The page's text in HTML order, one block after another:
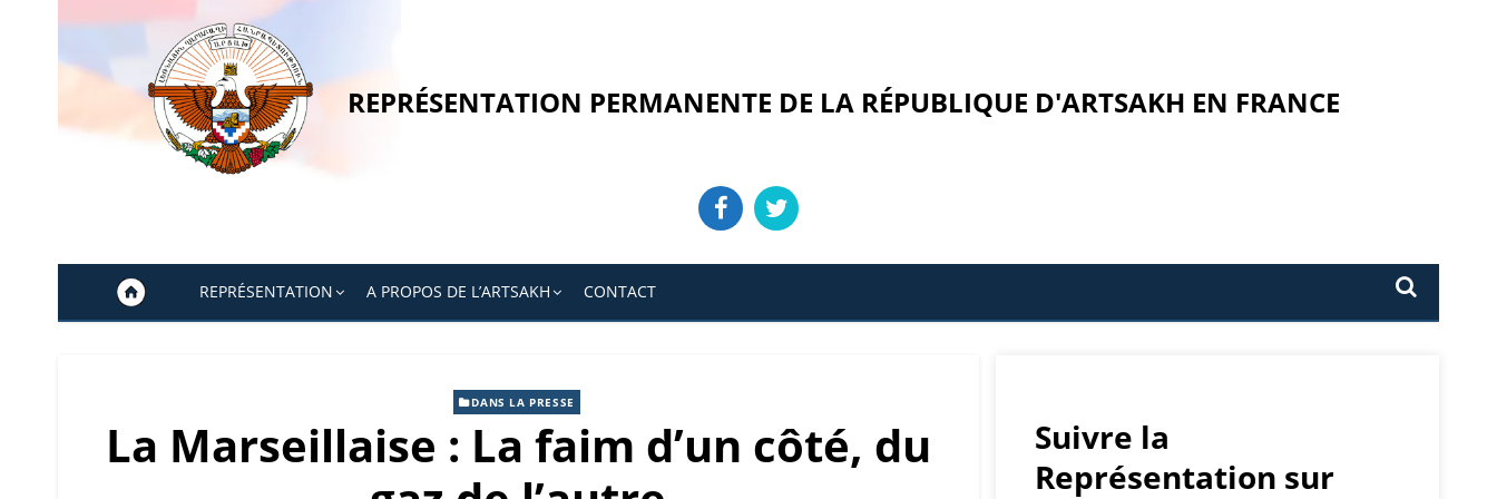
content
REPRÉSENTATION PERMANENTE DE LA RÉPUBLIQUE D'ARTSAKH EN FRANCE
REPRÉSENTATION A PROPOS DE L’ARTSAKH CONTACT
DANS LA PRESSE
La Marseillaise : La faim d’un côté, du
Suivre la
Représentation sur